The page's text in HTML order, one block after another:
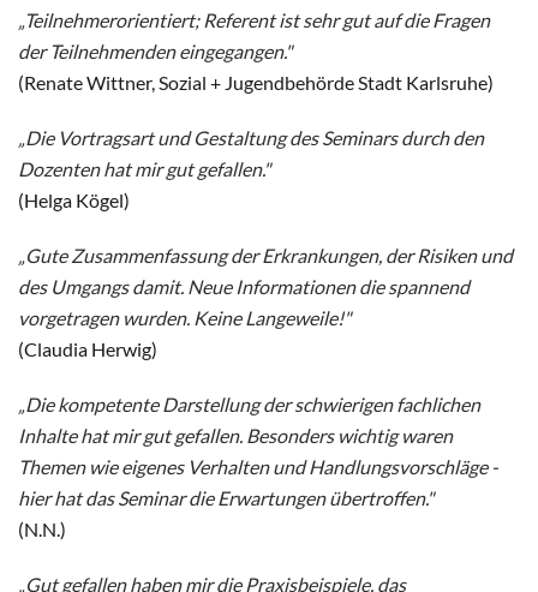
„Teilnehmerorientiert; Referent ist sehr gut auf die Fragen
der Teilnehmenden eingegangen."
(Renate Wittner, Sozial + Jugendbehörde Stadt Karlsruhe)
„Die Vortragsart und Gestaltung des Seminars durch den
Dozenten hat mir gut gefallen."
(Helga Kögel)
„Gute Zusammenfassung der Erkrankungen, der Risiken und
des Umgangs damit. Neue Informationen die spannend
vorgetragen wurden. Keine Langeweile!"
(Claudia Herwig)
„Die kompetente Darstellung der schwierigen fachlichen
Inhalte hat mir gut gefallen. Besonders wichtig waren
Themen wie eigenes Verhalten und Handlungsvorschläge -
hier hat das Seminar die Erwartungen übertroffen."
(N.N.)
„Gut gefallen haben mir die Praxisbeispiele, das